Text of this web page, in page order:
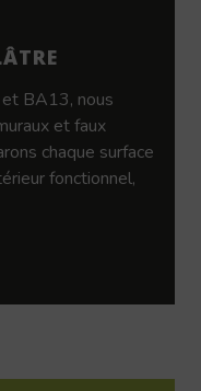
BA13, nous
et faux
chaque surface
fonctionnel,